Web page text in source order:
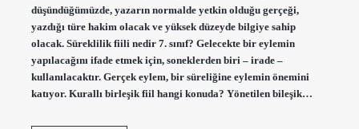
düşündüğümüzde, yazarın normalde yetkin olduğu gerçeği,
yazdığı türe hakim olacak ve yüksek düzeyde bilgiye sahip
olacak. Süreklilik fiili nedir 7. sınıf? Gelecekte bir eylemin
yapılacağını ifade etmek için, soneklerden biri – irade –
kullanılacaktır. Gerçek eylem, bir süreliğine eylemin önemini
katıyor. Kurallı birleşik fiil hangi konuda? Yönetilen bileşik…